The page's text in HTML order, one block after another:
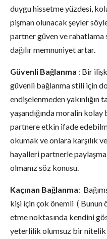
duygu hissetme yüzdesi,
pişman olunacak şeyler
partner güven ve
dağılır memnuniyet artar.
Güvenli Bağlanma : Bir
güvenli bağlanma stili için
endişelenmeden yakınlığın
yaşandığında moralin
partnere etkin ifade
okumak ve onlara karşılık
hayalleri partnerle
olmanız söz konusu.
Kaçınan Bağlanma:
kişi için çok önemli ( Bunun
etme noktasında kendini
yeterlilik olumsuz bir nitelik